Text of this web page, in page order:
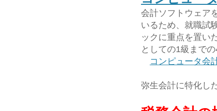
会計ソフトウェア
いるため、就職試
ックに重点を置い
としての1級まで
コンピュータ会
弥生会計に特化し